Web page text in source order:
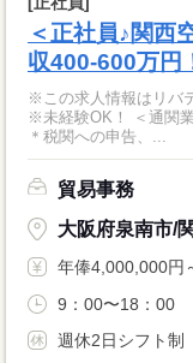
＜正社員♪関西
収400-600万円
※この求人情報はリバ
※未経験OK！ ＜通関業務＞ ＊統計品目番号確認・輸
＊税関への申告、...
貿易事務
大阪府泉南市/
年俸4,000,000円
9：00〜18：00
週休2日シフト制